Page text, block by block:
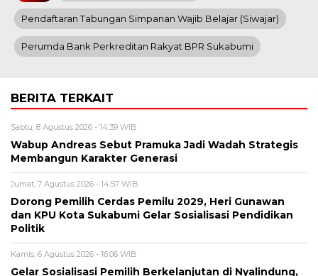
Pendaftaran Tabungan Simpanan Wajib Belajar (Siwajar)
Perumda Bank Perkreditan Rakyat BPR Sukabumi
BERITA TERKAIT
Sabtu, 8 Agustus 2026 - 14:39 WIB
Wabup Andreas Sebut Pramuka Jadi Wadah Strategis
Membangun Karakter Generasi ‎
Jumat, 7 Agustus 2026 - 14:57 WIB
Dorong Pemilih Cerdas Pemilu 2029, Heri Gunawan
dan KPU Kota Sukabumi Gelar Sosialisasi Pendidikan
Politik
Kamis, 6 Agustus 2026 - 16:06 WIB
Gelar Sosialisasi Pemilih Berkelanjutan di Nyalindung,